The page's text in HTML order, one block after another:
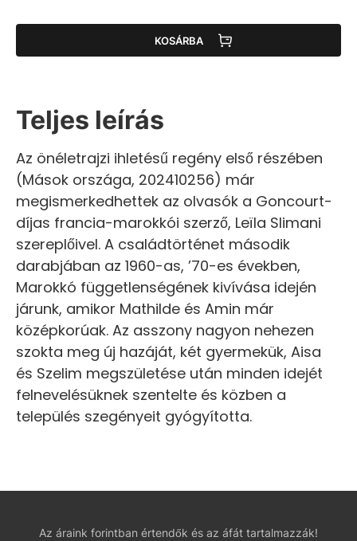
KOSÁRBA
Teljes leírás
Az önéletrajzi ihletésű regény első részében
(Mások országa, 202410256) már
megismerkedhettek az olvasók a Goncourt-
díjas francia-marokkói szerző, Leïla Slimani
szereplőivel. A családtörténet második
darabjában az 1960-as, ’70-es években,
Marokkó függetlenségének kivívása idején
járunk, amikor Mathilde és Amin már
középkorúak. Az asszony nagyon nehezen
szokta meg új hazáját, két gyermekük, Aisa
és Szelim megszületése után minden idejét
felnevelésüknek szentelte és közben a
település szegényeit gyógyította.
Az áraink forintban értendők és az áfát tartalmazzák!